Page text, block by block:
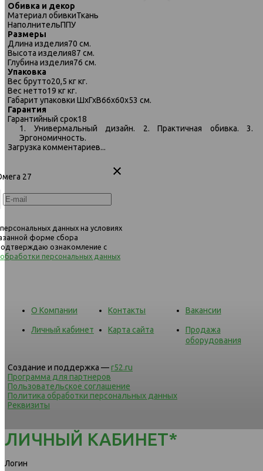
Обивка и декор
Материал обивкиТкань
НаполнительППУ
Размеры
Длина изделия70 см.
Высота изделия87 см.
Глубина изделия76 см.
Упаковка
Вес брутто20,5 кг кг.
Вес нетто19 кг кг.
Габарит упаковки ШхГхВ66х60х53 см.
Гарантия
Гарантийный срок18
1. Универмальный дизайн. 2. Практичная обивка. 3.
Эргономичность.
Загрузка комментариев...
27
данных на условиях
форме сбора
ознакомление с
персональных данных
О Компании Контакты Вакансии
Личный кабинет Карта сайта
Продажа
оборудования
Создание и поддержка —r52.ru
Программа для партнеров
Пользовательское соглашение
Политика обработки персональных данных
Реквизиты
ЛИЧНЫЙ КАБИНЕТ*
Логин